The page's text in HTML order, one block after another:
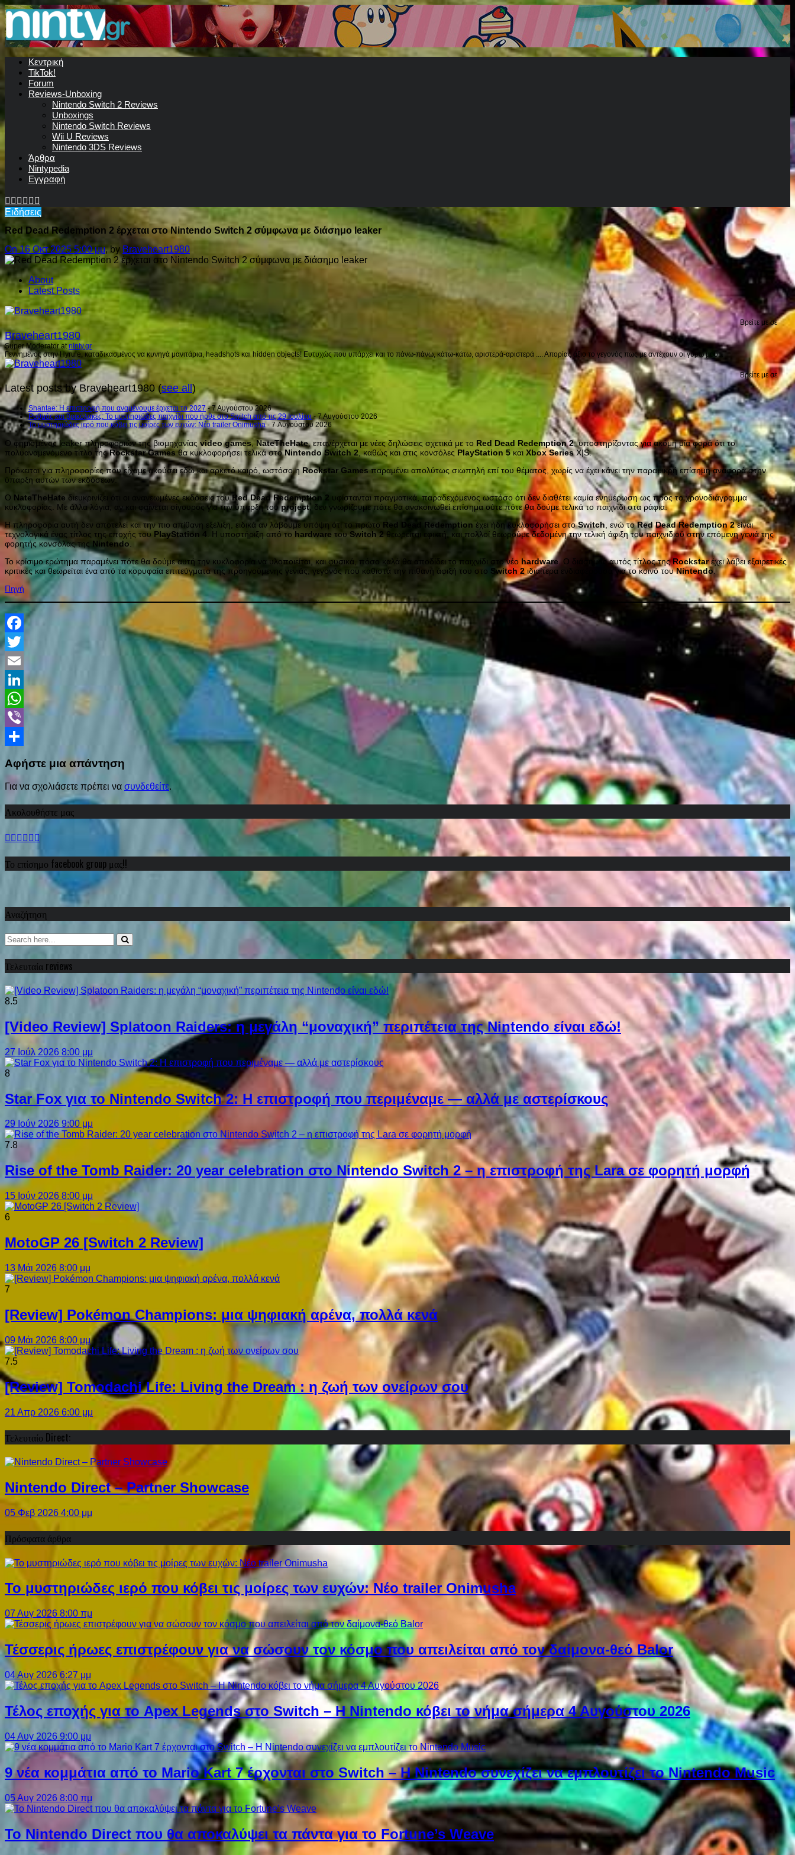
Κεντρική
TikTok!
Forum
Reviews-Unboxing
Nintendo Switch 2 Reviews
Unboxings
Nintendo Switch Reviews
Wii U Reviews
Nintendo 3DS Reviews
Άρθρα
Nintypedia
Εγγραφή
Ειδήσεις
Red Dead Redemption 2 έρχεται στο Nintendo Switch 2 σύμφωνα με διάσημο leaker
On 16 Οκτ 2025 5:00 μμ, by Braveheart1980
About
Latest Posts
Βρείτε με σε
Braveheart1980
Super Moderator atninty.gr
Γεννημένος στην Hyrule, καταδικασμένος να κυνηγά μανιτάρια, headshots και hidden objects! Ευτυχώς που υπάρχει και το πάνω-πάνω, κάτω-κάτω, αριστερά-αριστερά .... Απορίας άξιο το γεγονός πως με αντέχουν οι γύρω μου...
Βρείτε με σε
Latest posts by Braveheart1980 (see all)
Shantae: Η επιστροφή που αναμένουμε έρχεται το 2027- 7 Αυγούστου 2026
Ρυθμός και βρικόλακες: Το μυστηριώδες παιχνίδι που ήρθε στο Switch από τις 29 Ιουλίου- 7 Αυγούστου 2026
Το μυστηριώδες ιερό που κόβει τις μοίρες των ευχών: Νέο trailer Onimusha- 7 Αυγούστου 2026
Ο φημισμένος leaker πληροφοριών της βιομηχανίας video games, NateTheHate, επανέρχεται με νέες δηλώσεις σχετικά με το Red Dead Redemption 2, υποστηρίζοντας για ακόμη μία φορά ότι το
πολυαναμενόμενο τίτλο τηςRockstar Gamesθα κυκλοφορήσει τελικά στοNintendo Switch 2 , καθώς και στις κονσόλες PlayStation 5 και Xbox SeriesX|S.
Πρόκειται για πληροφορίες που είχαμε ακούσει εδώ και αρκετό καιρό, ωστόσο η Rockstar Gamesπαραμένει απολύτως σιωπηλή επί του θέματος, χωρίς να έχει κάνει την παραμικρή επίσημη αναφορά στην
ύπαρξη αυτών των εκδόσεων.
Ο NateTheHate διευκρινίζει ότι οι ανανεωμένες εκδόσεις τουRed Dead Redemption 2 υφίστανται πραγματικά, παραδεχόμενος ωστόσο ότι δεν διαθέτει καμία ενημέρωση ως προς το χρονοδιάγραμμα
κυκλοφορίας. Με άλλα λόγια, αν και φαίνεται σίγουρος για την ύπαρξη τουproject, δεν γνωρίζουμε πότε θα ανακοινωθεί επίσημα ούτε πότε θα δούμε τελικά το παιχνίδι στα ράφια.
Η πληροφορία αυτή δεν αποτελεί και την πιο απίθανη εξέλιξη, ειδικά αν λάβουμε υπόψη ότι το πρώτο Red Dead Redemption έχει ήδη κυκλοφορήσει στοSwitch , ενώ τοRed Dead Redemption 2είναι
τεχνολογικά ένας τίτλος της εποχής του PlayStation 4 . Η υποστήριξη από το hardware τουSwitch 2 θεωρείται εφικτή, και πολλοί θεωρούμε δεδομένη την τελική άφιξη του παιχνιδιού στην επόμενη γενιά της
φορητής κονσόλας της Nintendo
Το κρίσιμο ερώτημα παραμένει πότε θα δούμε αυτή την κυκλοφορία να υλοποιείται, και φυσικά, πόσο καλά θα αποδίδει το παιχνίδι στο νέοhardware . Ο διάσημος αυτός τίτλος τηςRockstarέχει λάβει εξαιρετικές
κριτικές και θεωρείται ένα από τα κορυφαία επιτεύγματα της προηγούμενης γενιάς, γεγονός που καθιστά την πιθανή άφιξή του στο Switch 2 ιδιαίτερα ενδιαφέρουσα για το κοινό τουNintendo.
Πηγή
Facebook
Twitter
Email
LinkedIn
WhatsApp
Viber
Αφήστε μια απάντηση
Για να σχολιάσετε πρέπει να συνδεθείτε.
Ακολουθήστε μας
Το επίσημο facebook group μας!!
Αναζήτηση
Τελευταία reviews
8.5
[Video Review] Splatoon Raiders: η μεγάλη “μοναχική” περιπέτεια της Nintendo είναι εδώ!
27 Ιούλ 2026 8:00 μμ
8
Star Fox για το Nintendo Switch 2: Η επιστροφή που περιμέναμε — αλλά με αστερίσκους
29 Ιούν 2026 9:00 μμ
7.8
Rise of the Tomb Raider: 20 year celebration στο Nintendo Switch 2 – η επιστροφή της Lara σε φορητή μορφή
15 Ιούν 2026 8:00 μμ
6
MotoGP 26 [Switch 2 Review]
13 Μάι 2026 8:00 μμ
7
[Review] Pokémon Champions: μια ψηφιακή αρένα, πολλά κενά
09 Μάι 2026 8:00 μμ
7.5
[Review] Tomodachi Life: Living the Dream : η ζωή των ονείρων σου
21 Απρ 2026 6:00 μμ
Τελευταίο Direct:
Nintendo Direct – Partner Showcase
05 Φεβ 2026 4:00 μμ
Πρόσφατα άρθρα
Το μυστηριώδες ιερό που κόβει τις μοίρες των ευχών: Νέο trailer Onimusha
07 Αυγ 2026 8:00 πμ
Τέσσερις ήρωες επιστρέφουν για να σώσουν τον κόσμο που απειλείται από τον δαίμονα-θεό Balor
04 Αυγ 2026 6:27 μμ
Τέλος εποχής για το Apex Legends στο Switch – Η Nintendo κόβει το νήμα σήμερα 4 Αυγούστου 2026
04 Αυγ 2026 9:00 μμ
9 νέα κομμάτια από το Mario Kart 7 έρχονται στο Switch – Η Nintendo συνεχίζει να εμπλουτίζει το Nintendo Music
05 Αυγ 2026 8:00 πμ
Το Nintendo Direct που θα αποκαλύψει τα πάντα για το Fortune’s Weave